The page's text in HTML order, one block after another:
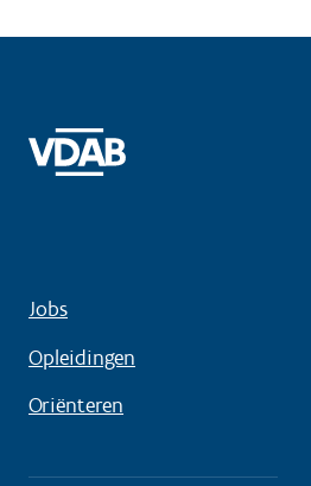
Jobs
Opleidingen
Oriënteren